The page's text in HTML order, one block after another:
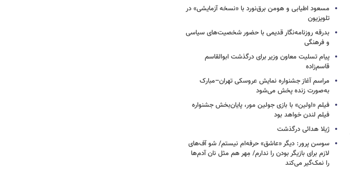
مسعود اطیابی و هومن برق‌نورد با «نسخه آزمایشی» در
تلویزیون
بدرقه روزنامه‌نگار قدیمی با حضور شخصیت‌های سیاسی
و فرهنگی
پیام تسلیت معاون وزیر برای درگذشت ابوالقاسم
قاسم‌زاده
مراسم آغاز جشنواره نمایش عروسکی تهران–مبارک
به‌صورت زنده پخش می‌شود
فیلم «اولین» با بازی جولین مور، پایان‌بخش جشنواره
فیلم لندن خواهد بود
ژیلا هدائی درگذشت
سوسن پرور: دیگر «عاشق» حرفه‌ام نیستم/ شو آف‌های
لازم برای بازیگر بودن را ندارم/ مِهر هم مثل نان آدم‌ها
را نمک‌گیر می‌کند